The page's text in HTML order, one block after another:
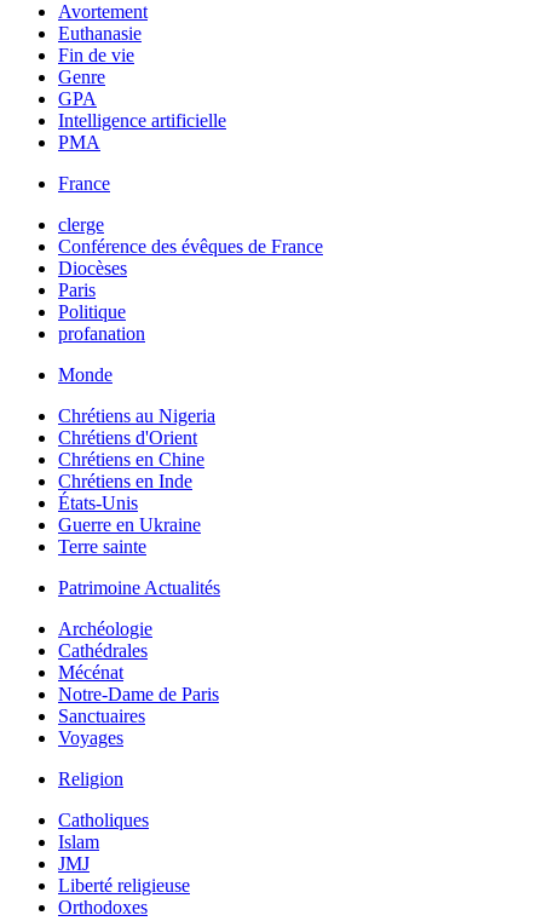
Avortement
Euthanasie
Fin de vie
Genre
GPA
Intelligence artificielle
PMA
France
clerge
Conférence des évêques de France
Diocèses
Paris
Politique
profanation
Monde
Chrétiens au Nigeria
Chrétiens d'Orient
Chrétiens en Chine
Chrétiens en Inde
États-Unis
Guerre en Ukraine
Terre sainte
Patrimoine Actualités
Archéologie
Cathédrales
Mécénat
Notre-Dame de Paris
Sanctuaires
Voyages
Religion
Catholiques
Islam
JMJ
Liberté religieuse
Orthodoxes